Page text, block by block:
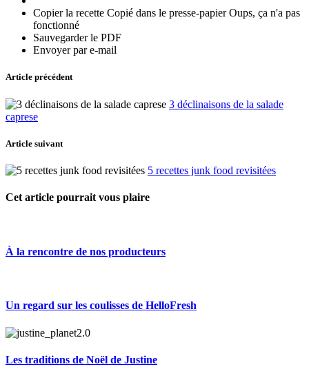
Copier la recette Copié dans le presse-papier Oups, ça n'a pas
fonctionné
Sauvegarder le PDF
Envoyer par e-mail
Article précédent
3 déclinaisons de la salade
caprese
Article suivant
5 recettes junk food revisitées
Cet article pourrait vous plaire
À la rencontre de nos producteurs
Un regard sur les coulisses de HelloFresh
Les traditions de Noël de Justine